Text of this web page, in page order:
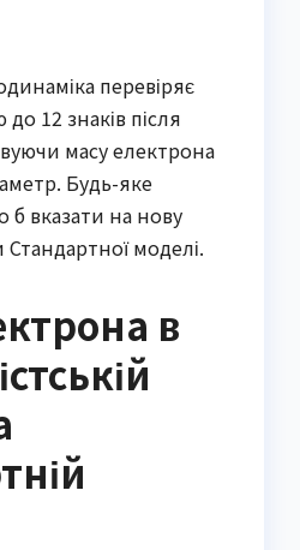
перевіряє
12 знаків після
масу електрона
Будь-яке
б вказати на нову
моделі.
в